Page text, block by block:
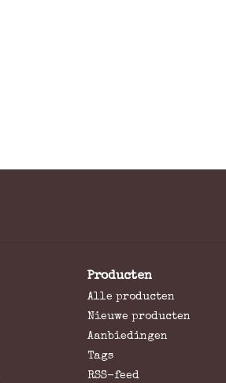
Producten
Alle producten
Nieuwe producten
Aanbiedingen
Tags
RSS-feed